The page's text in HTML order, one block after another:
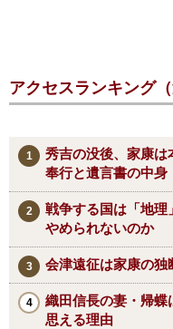
アクセスランキング（
秀吉の没後、家康
奉行と遺言書の中身
戦争する国は「地理
やめられないのか
会津遠征は家康の
織田信長の妻・帰蝶
思える理由